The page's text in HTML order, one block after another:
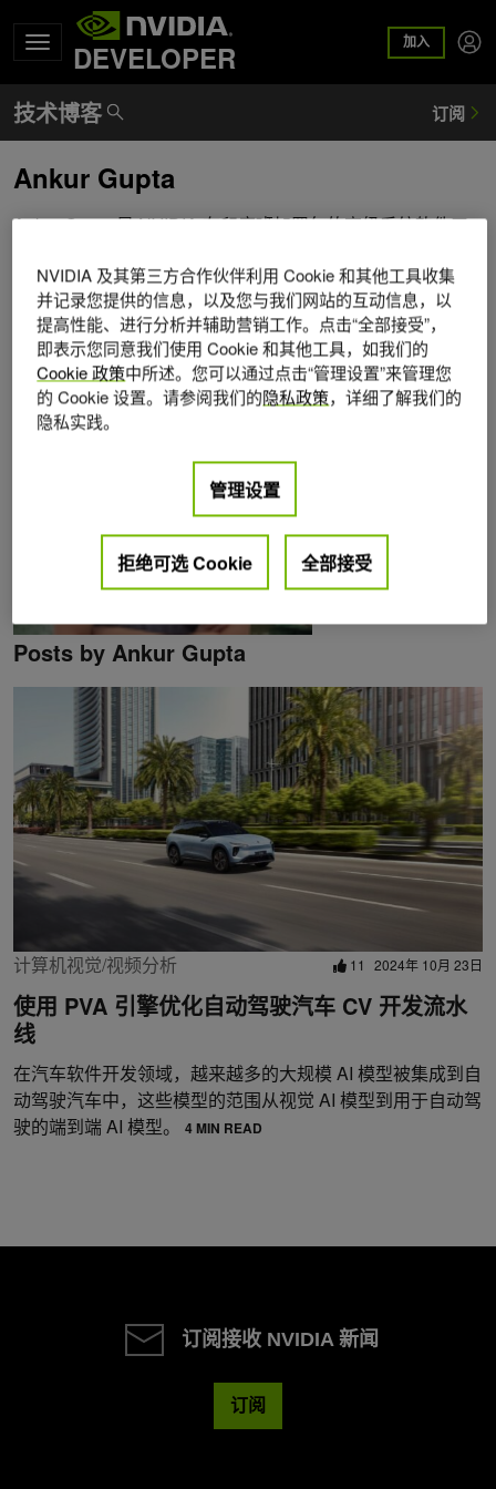
DEVELOPER 加入
Ankur Gupta
Ankur Gupta 是 NVIDIA 在印度班加罗尔的高级系统软件工
件优化的交叉领域。除了工作之外，他还喜欢骑自行车、打
网球、打毛球和素描。
Posts by Ankur Gupta
计算机视觉/视频分析 11 2024年 10月 23日
使用 PVA 引擎优化自动驾驶汽车 CV 开发流水
线
在汽车软件开发领域，越来越多的大规模 AI 模型被集成到自
动驾驶汽车中，这些模型的范围从视觉 AI 模型到用于自动驾
驶的端到端 AI 模型。
4 MIN READ
订阅接收 NVIDIA 新闻
订阅
NVIDIA 及其第三方合作伙伴利用 Cookie 和其他工具收集
并记录您提供的信息，以及您与我们网站的互动信息，以
提高性能、进行分析并辅助营销工作。点击“全部接受”，
即表示您同意我们使用 Cookie 和其他工具，如我们的
Cookie 政策中所述。您可以通过点击“管理设置”来管理您
的 Cookie 设置。请参阅我们的隐私政策，详细了解我们的
隐私实践。
管理设置
拒绝可选 Cookie 全部接受